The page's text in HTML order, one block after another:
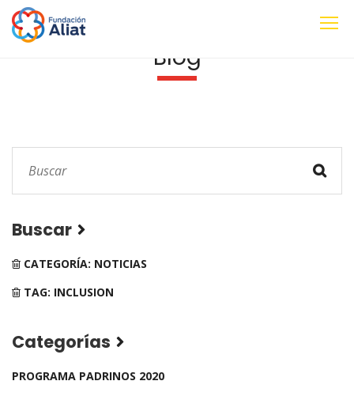
Blog
Buscar
CATEGORÍA: NOTICIAS
TAG: INCLUSION
Categorías
PROGRAMA PADRINOS 2020